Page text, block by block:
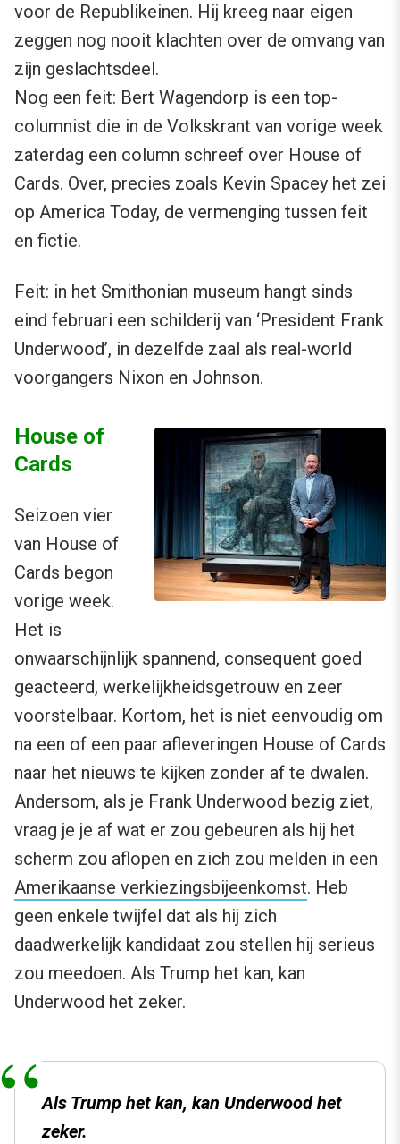
voor de Republikeinen. Hij kreeg naar eigen
zeggen nog nooit klachten over de omvang van
zijn geslachtsdeel.
Nog een feit: Bert Wagendorp is een top-
columnist die in de Volkskrant van vorige week
zaterdag een column schreef over House of
Cards. Over, precies zoals Kevin Spacey het zei
op America Today, de vermenging tussen feit
en fictie.
Feit: in het Smithonian museum hangt sinds
eind februari een schilderij van ‘President Frank
Underwood’, in dezelfde zaal als real-world
voorgangers Nixon en Johnson.
House of
Cards
Seizoen vier
van House of
Cards begon
vorige week.
Het is
onwaarschijnlijk spannend, consequent goed
geacteerd, werkelijkheidsgetrouw en zeer
voorstelbaar. Kortom, het is niet eenvoudig om
na een of een paar afleveringen House of Cards
naar het nieuws te kijken zonder af te dwalen.
Andersom, als je Frank Underwood bezig ziet,
vraag je je af wat er zou gebeuren als hij het
scherm zou aflopen en zich zou melden in een
Amerikaanse verkiezingsbijeenkomst. Heb
geen enkele twijfel dat als hij zich
daadwerkelijk kandidaat zou stellen hij serieus
zou meedoen. Als Trump het kan, kan
Underwood het zeker.
Als Trump het kan, kan Underwood het
zeker.